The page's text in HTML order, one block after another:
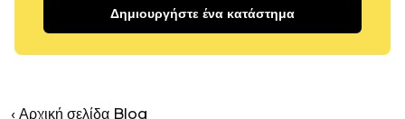
Δημιουργήστε ένα κατάστημα
‹ Αρχική σελίδα Blog